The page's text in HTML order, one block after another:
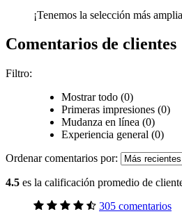
¡Tenemos la selección más
Comentarios de clientes
Filtro:
Mostrar todo (0)
Primeras impresiones (0)
Mudanza en línea (0)
Experiencia general (0)
Ordenar comentarios por:
4.5 es la calificación promedio de
305 comentarios